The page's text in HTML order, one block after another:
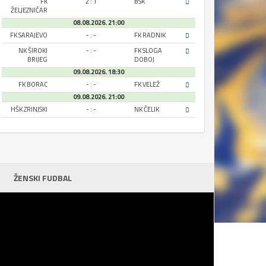
ŽELJEZNIČAR
08.08.2026. 21:00
FK SARAJEVO
- : -
FK RADNIK
NK ŠIROKI
BRIJEG
- : -
FK SLOGA
DOBOJ
09.08.2026. 18:30
FK BORAC
- : -
FK VELEŽ
09.08.2026. 21:00
HŠK ZRINJSKI
- : - NK ČELIK
ŽENSKI FUDBAL